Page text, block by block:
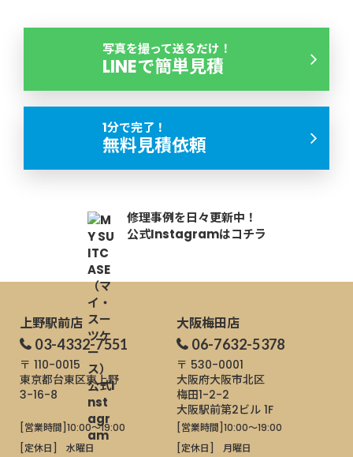
写真を撮って送るだけ！
LINEで簡単見積
1分で完了！
無料見積依頼
修理事例を日々更新中！
公式Instagramはコチラ
上野駅前店
03-4332-7551
〒 110-0015
東京都台東区東上野
3-16-8
[営業時間]10:00～19:00
[定休日]
水曜日
大阪梅田店
06-7632-5378
〒 530-0001
大阪府大阪市北区
梅田1-2-2
大阪駅前第2ビル 1F
[営業時間]10:00～19:00
[定休日]
月曜日